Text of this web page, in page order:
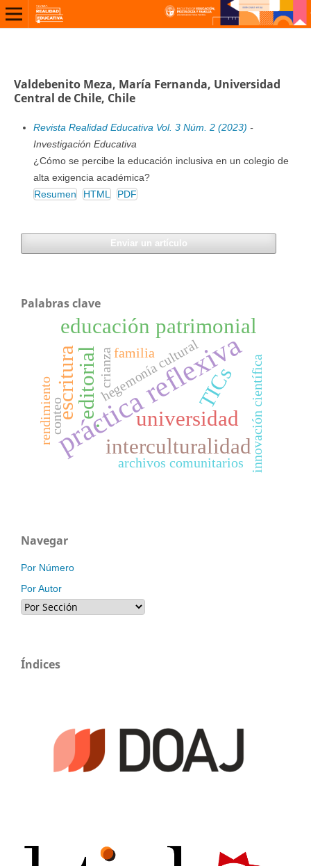
Valdebenito Meza, María Fernanda, Universidad
Central de Chile, Chile
Revista Realidad Educativa Vol. 3 Núm. 2 (2023) -
Investigación Educativa
¿Cómo se percibe la educación inclusiva en un colegio de
alta exigencia académica?
Resumen
HTML PDF
Enviar un artículo
Palabras clave
práctica reflexiva
editorial
educación patrimonial
interculturalidad
universidad
.
TICs
escritura innovación científica
archivos comunitarios
hegemonía cultural
crianza
conteo
familia
rendimiento
Navegar
Por Número
Por Autor
Índices